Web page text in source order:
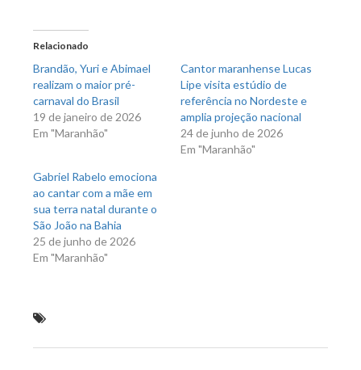
em
nova
janela)
Relacionado
Brandão, Yuri e Abimael
realizam o maior pré-
carnaval do Brasil
19 de janeiro de 2026
Em "Maranhão"
Cantor maranhense Lucas
Lipe visita estúdio de
referência no Nordeste e
amplia projeção nacional
24 de junho de 2026
Em "Maranhão"
Gabriel Rabelo emociona
ao cantar com a mãe em
sua terra natal durante o
São João na Bahia
25 de junho de 2026
Em "Maranhão"